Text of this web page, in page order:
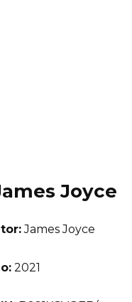
Joyce
James Joyce
2021